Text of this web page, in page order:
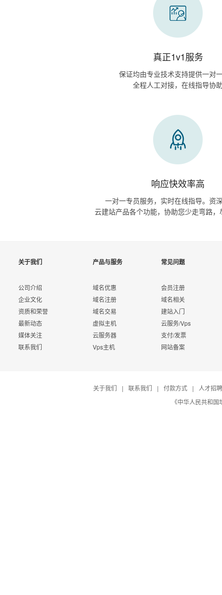
真正1v1服务
保证均由专业技术支持提供一对
全程人工对接，在线指导协
响应快效率高
一对一专员服务，实时在线指导。资
云建站产品各个功能，协助您少走弯路
关于我们
公司介绍
企业文化
资质和荣誉
最新动态
媒体关注
联系我们
产品与服务
域名优惠
域名注册
域名交易
虚拟主机
云服务器
Vps主机
常见问题
会员注册
域名相关
建站入门
云服务/Vps
支付/发票
网站备案
关于我们 | 联系我们 | 付款方式 |
人才招聘
《中华人民共和